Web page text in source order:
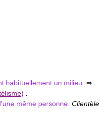
habituellement un milieu ⇒
)
'une même personne Clientèle